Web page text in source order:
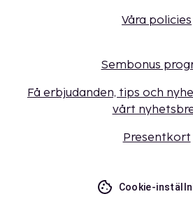
Våra policies
Sembonus
Få erbjudanden, tips och
vårt
Presentkort
Cookie-